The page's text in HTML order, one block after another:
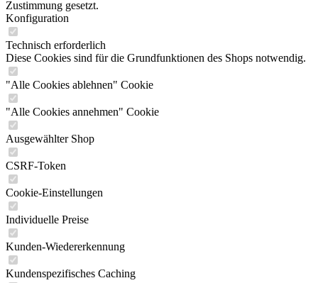
Zustimmung gesetzt.
Konfiguration
Technisch erforderlich
Diese Cookies sind für die Grundfunktionen des Shops notwendig.
"Alle Cookies ablehnen" Cookie
"Alle Cookies annehmen" Cookie
Ausgewählter Shop
CSRF-Token
Cookie-Einstellungen
Individuelle Preise
Kunden-Wiedererkennung
Kundenspezifisches Caching